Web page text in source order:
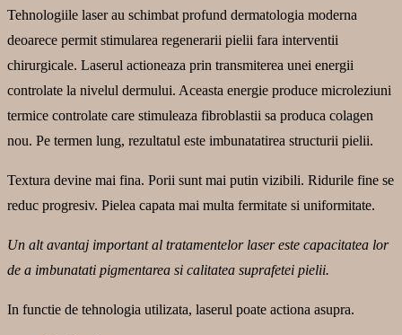
Tehnologiile laser au schimbat profund dermatologia moderna
deoarece permit stimularea regenerarii pielii fara interventii
chirurgicale. Laserul actioneaza prin transmiterea unei energii
controlate la nivelul dermului. Aceasta energie produce microleziuni
termice controlate care stimuleaza fibroblastii sa produca colagen
nou. Pe termen lung, rezultatul este imbunatatirea structurii pielii.
Textura devine mai fina. Porii sunt mai putin vizibili. Ridurile fine se
reduc progresiv. Pielea capata mai multa fermitate si uniformitate.
Un alt avantaj important al tratamentelor laser este capacitatea lor
de a imbunatati pigmentarea si calitatea suprafetei pielii.
In functie de tehnologia utilizata, laserul poate actiona asupra.